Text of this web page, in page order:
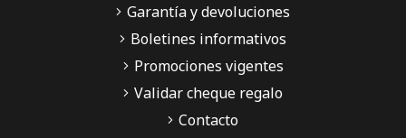
Garantía y devoluciones
Boletines informativos
Promociones vigentes
Validar cheque regalo
Contacto